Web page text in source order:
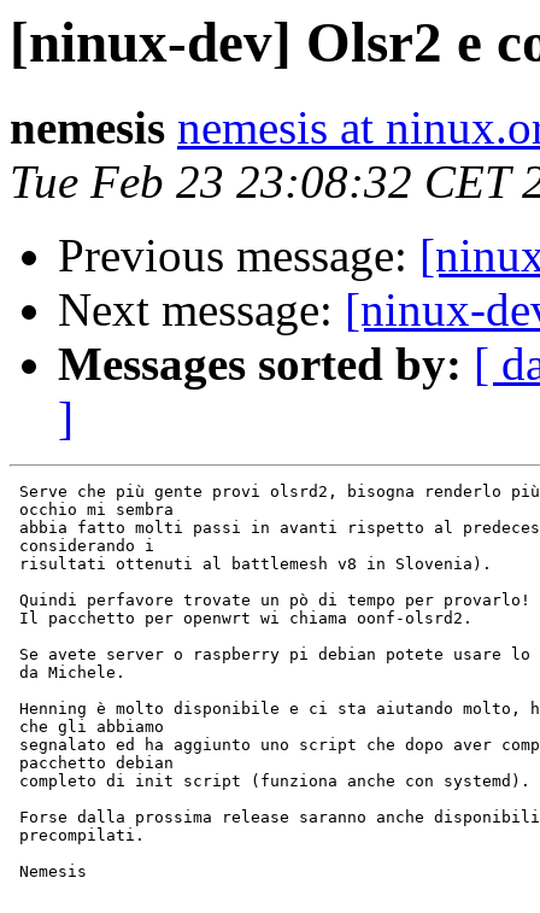
[ninux-dev] Olsr2 e
nemesis nemesis at
Tue Feb 23 23:08:32 CET
Previous message:
Next message: [ninux-
Messages sorted by: [
]
Serve che più gente provi olsrd2, bisogna renderlo
occhio mi sembra
abbia fatto molti passi in avanti rispetto al
considerando i
risultati ottenuti al battlemesh v8 in Slovenia).
Quindi perfavore trovate un pò di tempo per provarlo!
Il pacchetto per openwrt wi chiama oonf-olsrd2.
Se avete server o raspberry pi debian potete usare
da Michele.
Henning è molto disponibile e ci sta aiutando molto,
che gli abbiamo
segnalato ed ha aggiunto uno script che dopo aver
pacchetto debian
completo di init script (funziona anche con systemd).
Forse dalla prossima release saranno anche
precompilati.
Nemesis